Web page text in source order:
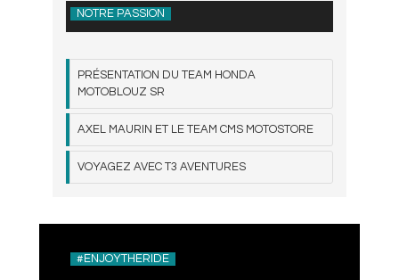
NOTRE PASSION
PRÉSENTATION DU TEAM HONDA
MOTOBLOUZ SR
AXEL MAURIN ET LE TEAM CMS MOTOSTORE
VOYAGEZ AVEC T3 AVENTURES
#ENJOYTHERIDE